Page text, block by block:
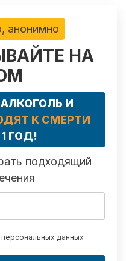
анонимно
НА
И
К СМЕРТИ
ГОД!
подходящий
персональных данных